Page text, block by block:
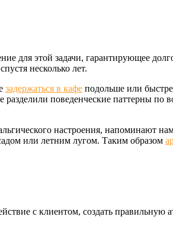
для этой задачи, гарантирующее
несколько лет.
задержаться в кафе подольше или
поведенческие паттерны по
настроения, напоминают
или летним лугом. Таким образом
с клиентом, создать правильную